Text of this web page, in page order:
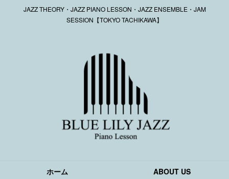
JAZZ THEORY・JAZZ PIANO LESSON・JAZZ ENSEMBLE・JAM
SESSION【TOKYO TACHIKAWA】
ホーム
ABOUT US